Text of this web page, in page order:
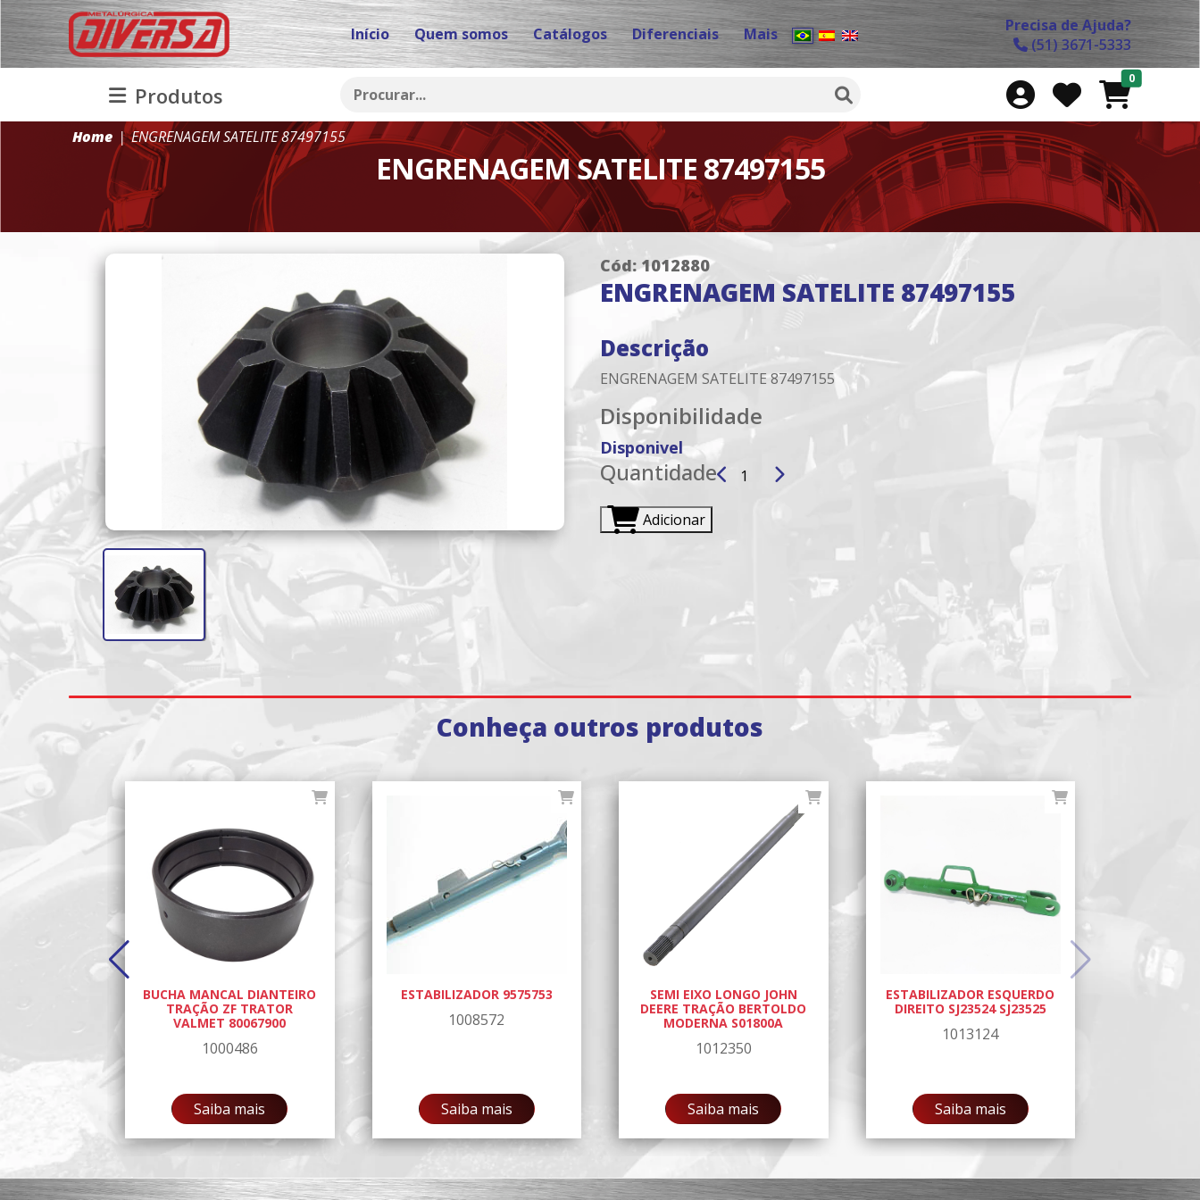
Início Quem somos Catálogos Diferenciais Mais
Precisa de Ajuda?
(51) 3671-5333
Produtos
0
Home ENGRENAGEM SATELITE 87497155
ENGRENAGEM SATELITE 87497155
Cód: 1012880
ENGRENAGEM SATELITE 87497155
Descrição
ENGRENAGEM SATELITE 87497155
Disponibilidade
Disponivel
Quantidade
Adicionar
Conheça outros produtos
BUCHA MANCAL DIANTEIRO
TRAÇÃO ZF TRATOR
VALMET 80067900
1000486
Saiba mais
ESTABILIZADOR 9575753
1008572
Saiba mais
SEMI EIXO LONGO JOHN
DEERE TRAÇÃO BERTOLDO
MODERNA S01800A
1012350
Saiba mais
ESTABILIZADOR ESQUERDO
DIREITO SJ23524 SJ23525
1013124
Saiba mais